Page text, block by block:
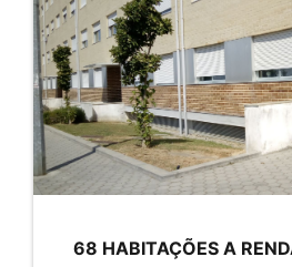
68 HABITAÇÕES A